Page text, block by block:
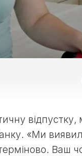
відпустку,
«Ми
Ваш